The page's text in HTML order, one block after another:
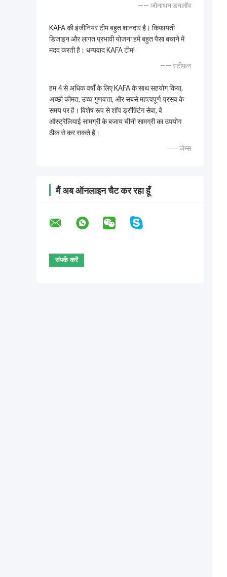
—— जोनाथन डनलॉप
KAFA की इंजीनियर टीम बहुत शानदार है। किफायती
डिजाइन और लागत प्रभावी योजना हमें बहुत पैसा बचाने में
मदद करती है। धन्यवाद KAFA टीम!
—— स्टीफ़न
हम 4 से अधिक वर्षों के लिए KAFA के साथ सहयोग किया,
अच्छी कीमत, उच्च गुणवत्ता, और सबसे महत्वपूर्ण प्रसव के
समय पर है। विशेष रूप से शॉप ड्रॉफ़्टिंग सेवा, वे
ऑस्ट्रेलियाई सामग्री के बजाय चीनी सामग्री का उपयोग
ठीक से कर सकते हैं।
—— जेम्स
मैं अब ऑनलाइन चैट कर रहा हूँ